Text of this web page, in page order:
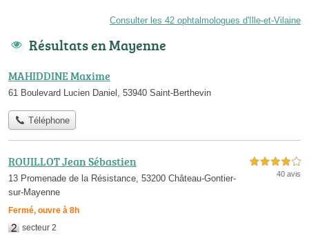
Consulter les 42 ophtalmologues d'Ille-et-Vilaine
Résultats en Mayenne
MAHIDDINE Maxime
61 Boulevard Lucien Daniel, 53940 Saint-Berthevin
Téléphone
ROUILLOT Jean Sébastien
13 Promenade de la Résistance, 53200 Château-Gontier-
sur-Mayenne
Fermé, ouvre à 8h
4,0 étoiles sur 5
40 avis
secteur 2